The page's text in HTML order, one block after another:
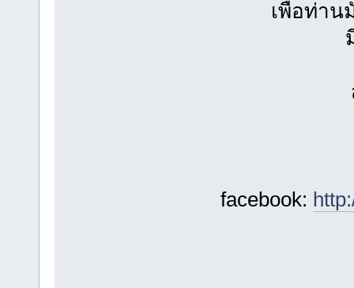
เพื่อท่าน
facebook: